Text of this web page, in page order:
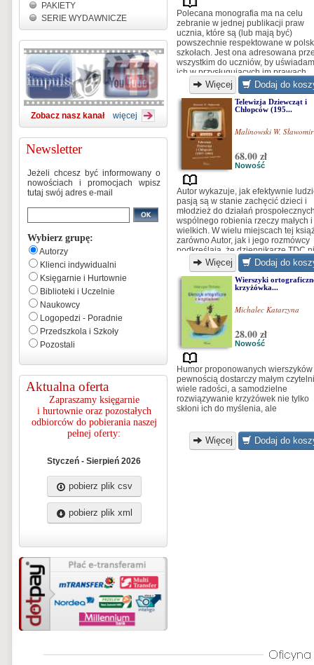
PAKIETY
SERIE WYDAWNICZE
Zobacz nasz kanał więcej
Newsletter
Jeżeli chcesz być informowany o
nowościach i promocjach wpisz
tutaj swój adres e-mail
Wybierz grupę:
Autorzy
Klienci indywidualni
Księgarnie i Hurtownie
Biblioteki i Uczelnie
Naukowcy
Logopedzi - Poradnie
Przedszkola i Szkoły
Pozostali
Aktualna oferta
Zapraszamy księgarnie
i hurtownie oraz pozostałych
odbiorców do pobierania naszej
pełnej oferty:
Styczeń - Sierpień 2026
pobierz plik csv
pobierz plik xml
Polecana monografia ma na celu
zebranie w jednej publikacji praw
ucznia, które są (lub mają być)
powszechnie respektowane w
szkołach. Jest ona adresowana
wszystkim do uczniów, by
ich w przysługujących im prawach.
Więcej Dodaj do
Telewizja Dziewcząt i
Chłopców (195...
Malinowski W. Sławomir
68.00 zł
Nowość
Autor wykazuje, jak efektywnie
pasją są w stanie zachęcić dzieci i
młodzież do działań
wspólnego robienia rzeczy małych i
wielkich. W wielu miejscach tej
zarówno Autor, jak i jego rozmówcy
podkreślają, że dziennikarze TDC
mówili do dzieci, lecz rozmawiali z
dziećmi... [...]
Więcej Dodaj do
Wierszyki
krzyżówka...
Michalec Katarzyna
28.00 zł
Nowość
Humor proponowanych wierszyków
pewnością dostarczy małym
wiele radości, a samodzielne
rozwiązywanie krzyżówek nie tylko
skłoni ich do myślenia, ale
Więcej Dodaj do